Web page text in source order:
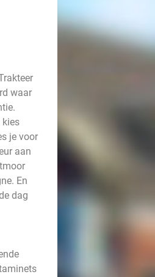
waar
kies
je voor
aan
En
dag